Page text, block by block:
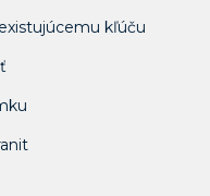
kľúču